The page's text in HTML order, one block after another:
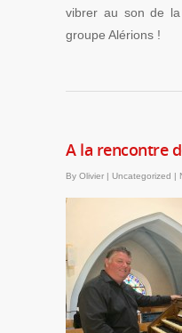
vibrer au son de
groupe Alérions !
A la rencontre
By Olivier | Uncategorized |